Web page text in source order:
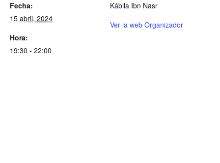
Fecha:
15 abril, 2024
Hora:
19:30 - 22:00
Kábila Ibn Nasr
Ver la web Organizador